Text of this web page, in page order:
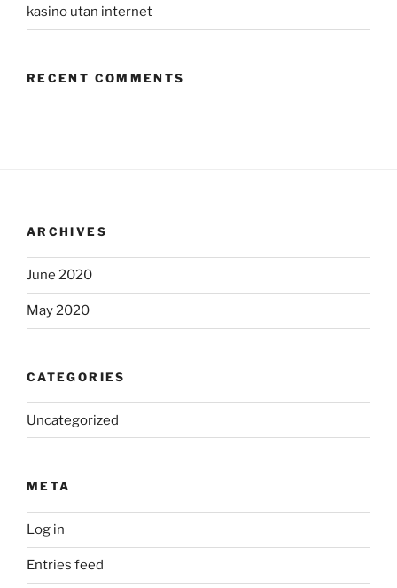
kasino utan internet
RECENT COMMENTS
ARCHIVES
June 2020
May 2020
CATEGORIES
Uncategorized
META
Log in
Entries feed